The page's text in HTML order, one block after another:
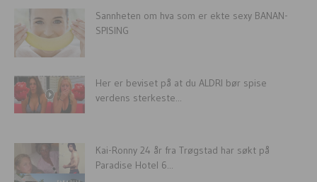
Sannheten om hva som er ekte sexy BANAN-
SPISING
Her er beviset på at du ALDRI bør spise
verdens sterkeste...
Kai-Ronny 24 år fra Trøgstad har søkt på
Paradise Hotel 6...